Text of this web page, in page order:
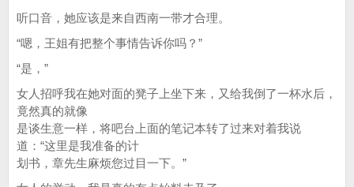
听口音，她应该是来自西南一带才合理。
“嗯，王姐有把整个事情告诉你吗？”
“是，”
女人招呼我在她对面的凳子上坐下来，又给我倒了一杯水后，
竟然真的就像
是谈生意一样，将吧台上面的笔记本转了过来对着我说
道：“这里是我准备的计
划书，章先生麻烦您过目一下。”